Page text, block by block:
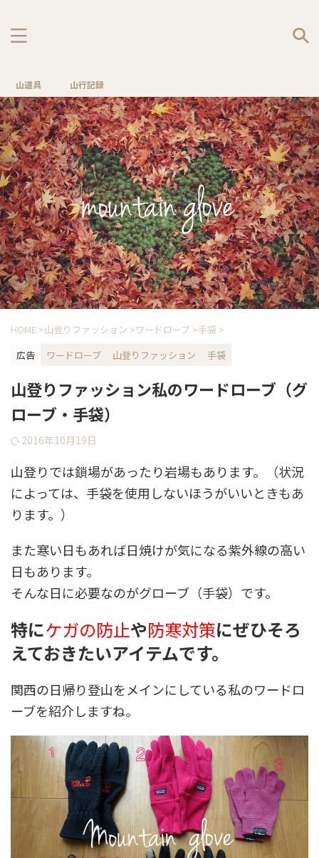
山道具 山行記録
HOME >山登りファッション >ワードローブ >手袋 >
広告
ワードローブ 山登りファッション 手袋
山登りファッション私のワードローブ（グ
ローブ・手袋）
2016年10月19日
山登りでは鎖場があったり岩場もあります。（状況
によっては、手袋を使用しないほうがいいときもあ
ります。）
また寒い日もあれば日焼けが気になる紫外線の高い
日もあります。
そんな日に必要なのがグローブ（手袋）です。
特にケガの防止や防寒対策にぜひそろ
えておきたいアイテムです。
関西の日帰り登山をメインにしている私のワードロ
ーブを紹介しますね。